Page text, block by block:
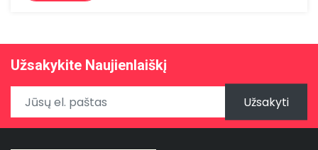
Užsakykite Naujienlaiškį
Užsakyti